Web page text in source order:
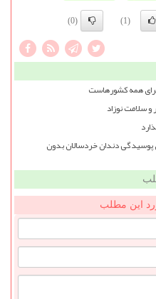
(1)
(0)
برای همه کشورهاست
سلامت نوزاد
پوسیدگی دندان خردسالان بدون
این مطلب